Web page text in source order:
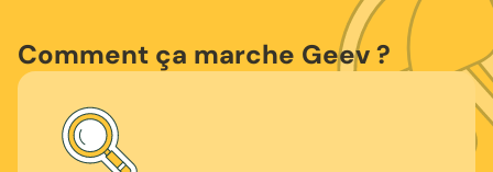
Comment ça marche Geev ?